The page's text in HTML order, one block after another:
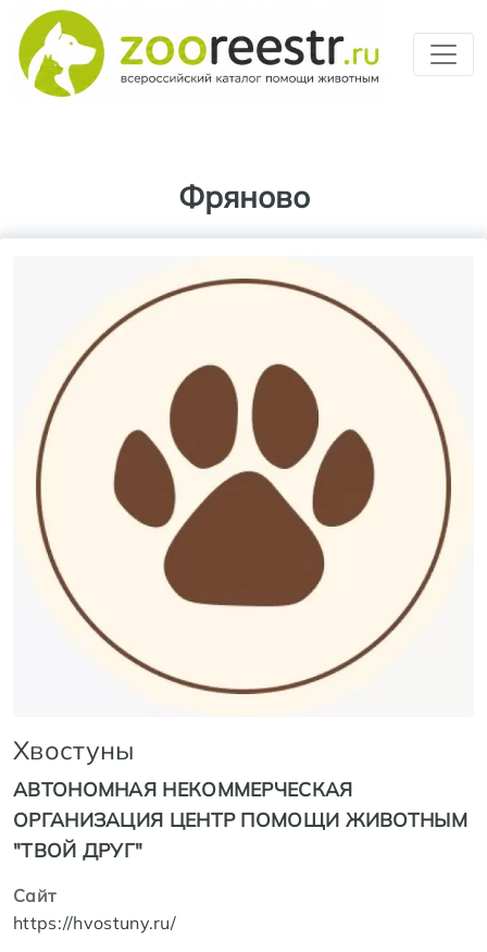
Фряново
Хвостуны
АВТОНОМНАЯ НЕКОММЕРЧЕСКАЯ
ОРГАНИЗАЦИЯ ЦЕНТР ПОМОЩИ ЖИВОТНЫМ
"ТВОЙ ДРУГ"
Сайт
https://hvostuny.ru/